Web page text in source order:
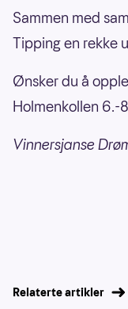
Sammen med
Tipping en rekke
Ønsker du å
Holmenkollen 6.-
Vinnersjanse
Relaterte artikler